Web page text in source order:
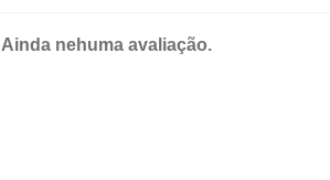
Ainda nehuma avaliação.